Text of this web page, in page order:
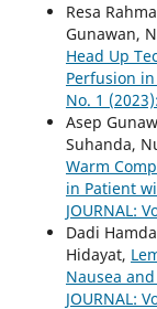
Resa
Gunawan,
Head Up
Perfusion
No. 1
Asep
Suhanda,
Warm
in Patient
JOURNAL:
Dadi
Hidayat,
Nausea
JOURNAL: